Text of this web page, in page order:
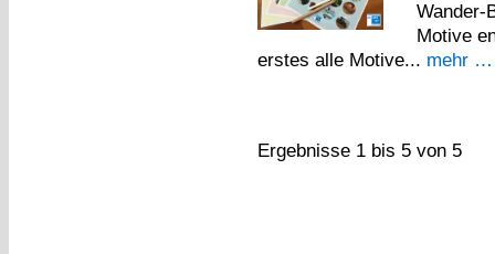
Wander-
Motive
erstes alle Motive... mehr …
Ergebnisse 1 bis 5 von 5